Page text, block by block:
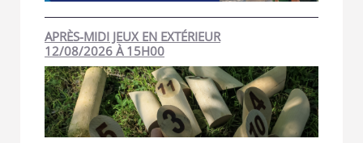
APRÈS-MIDI JEUX EN EXTÉRIEUR
12/08/2026 À 15H00